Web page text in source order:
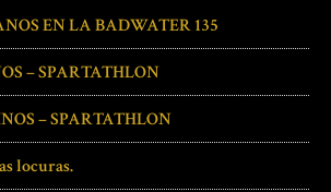
EN LA BADWATER 135
– SPARTATHLON
– SPARTATHLON
locuras.